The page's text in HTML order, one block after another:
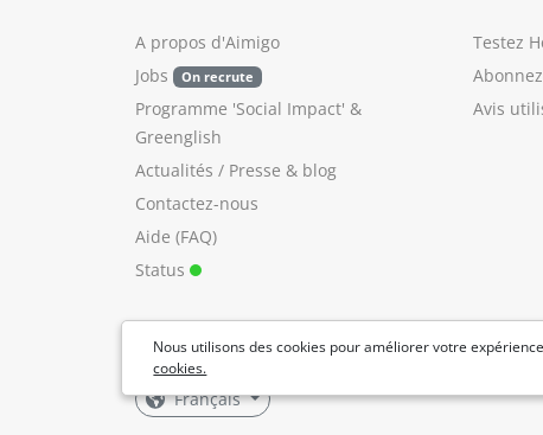
Nous utilisons des cookies pour améliorer votre
cookies.
A propos d'Aimigo
Jobs
On recrute
Programme 'Social Impact' &
Greenglish
Actualités / Presse & blog
Contactez-nous
Aide (FAQ)
Status
Testez
Avis
Français